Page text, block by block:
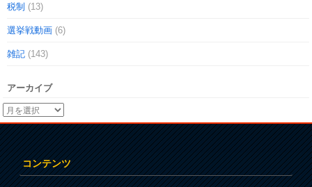
税制 (13)
選挙戦動画 (6)
雑記 (143)
アーカイブ
コンテンツ